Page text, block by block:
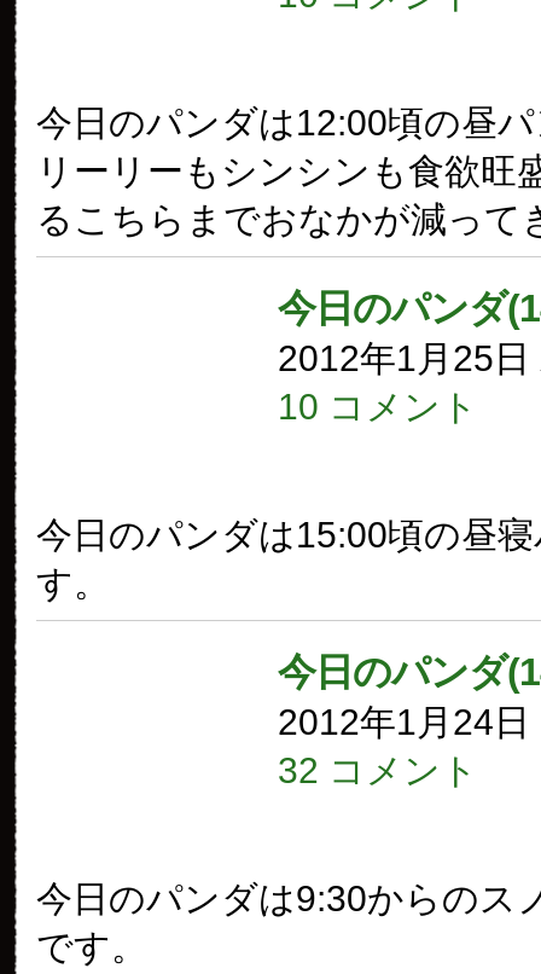
今日のパンダは12:00頃の昼
リーリーもシンシンも食欲旺
るこちらまでおなかが減って
今日のパンダ
2012年1月25日
10 コメント
今日のパンダは15:00頃の昼
す。
今日のパンダ
2012年1月24日
32 コメント
今日のパンダは9:30からのス
です。